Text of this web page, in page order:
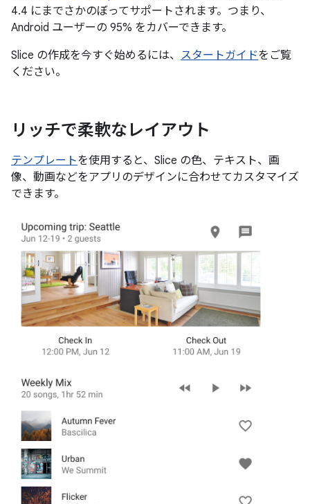
4.4 にまでさかのぼってサポートされます。つまり、
Android ユーザーの 95% をカバーできます。
Slice の作成を今すぐ始めるには、 スタートガイドをご覧
ください。
リッチで柔軟なレイアウト
テンプレートを使用すると、Slice の色、テキスト、画
像、動画などをアプリのデザインに合わせてカスタマイズ
できます。